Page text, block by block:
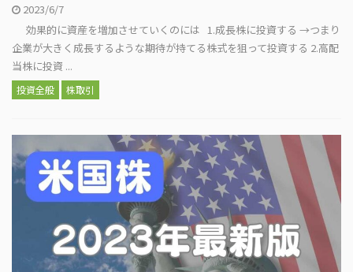
2023/6/7
効果的に資産を増加させていくのには 1.成長株に投資する →つまり
企業が大きく成長するような期待が持てる株式を狙って投資する 2.高配
当株に投資 ...
投資全般 株取引